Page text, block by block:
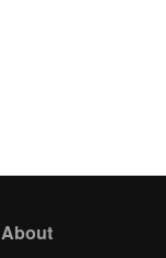
About